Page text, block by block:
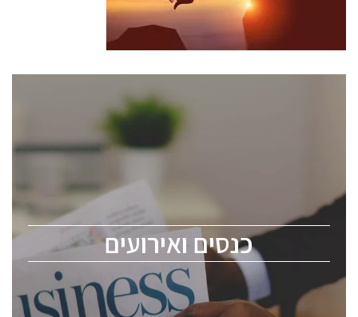
כנסים ואירועים
כנסים ואירועים
לכל העוסקים בתעשיית הסמיקונדקטור כולל מהנדסים,
ChipEx2026 will be held on May 12-13, 2026. The
conference is intended for everyone involved in the
semiconductor industry, including engineers,